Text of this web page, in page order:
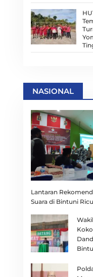
NASIONAL
Lantaran
Suara di Bintuni